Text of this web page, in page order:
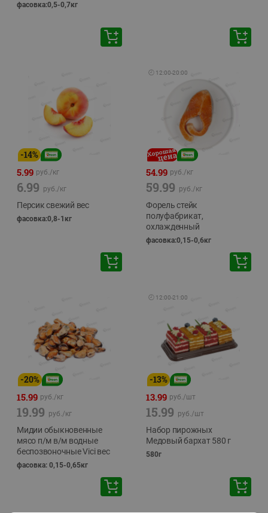
фасовка:0,5-0,7кг
-14%
5.99 руб./кг
6.99 руб./кг
Персик свежий вес
фасовка:0,8-1кг
🕘 12:00-20:00
54.99 руб./кг
59.99 руб./кг
Форель стейк
полуфабрикат,
охлажденный
фасовка:0,15-0,6кг
-20%
15.99 руб./кг
19.99 руб./кг
Мидии обыкновенные
мясо п/м в/м водные
беспозвоночные Vici вес
фасовка: 0,15-0,65кг
🕘 12:00-21:00
-13%
13.99 руб./шт
15.99 руб./шт
Набор пирожных
Медовый бархат 580 г
580г